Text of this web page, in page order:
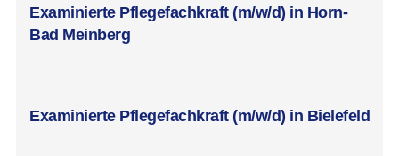
Examinierte Pflegefachkraft (m/w/d) in Horn-
Bad Meinberg
Examinierte Pflegefachkraft (m/w/d) in Bielefeld